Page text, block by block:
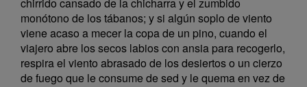
monótono de los tábanos; y si algún soplo de viento
viene acaso a mecer la copa de un pino, cuando el
viajero abre los secos labios con ansia para recogerlo,
respira el viento abrasado de los desiertos o un cierzo
de fuego que le consume de sed y le quema en vez de